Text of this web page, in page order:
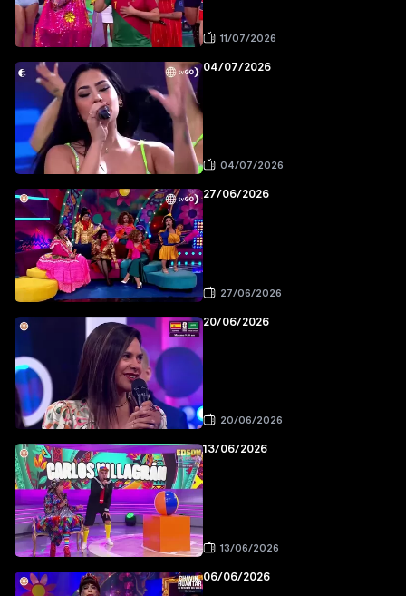
11/07/2026
04/07/2026
04/07/2026
27/06/2026
27/06/2026
20/06/2026
20/06/2026
13/06/2026
13/06/2026
06/06/2026